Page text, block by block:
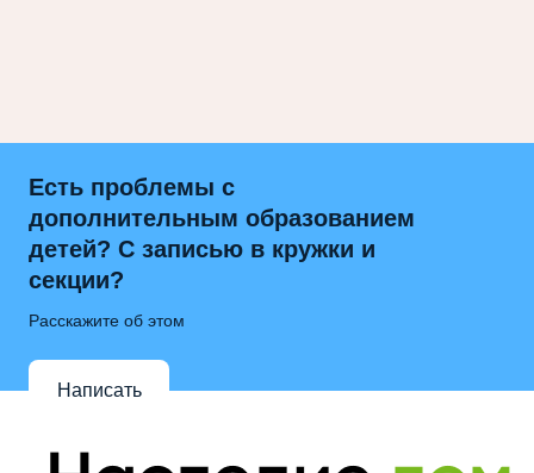
Есть проблемы с
дополнительным образованием
детей? С записью в кружки и
секции?
Расскажите об этом
Написать